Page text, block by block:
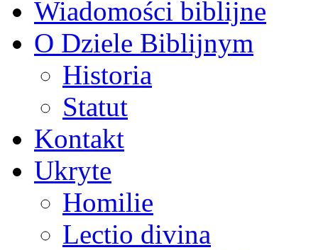
Wiadomości biblijne
O Dziele Biblijnym
Historia
Statut
Kontakt
Ukryte
Homilie
Lectio divina